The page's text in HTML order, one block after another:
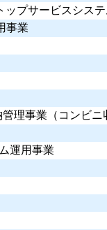
ップサービスシス
事業
理事業（コンビニ
運用事業